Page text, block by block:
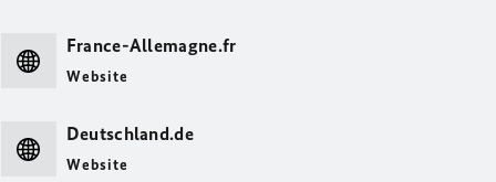
France-Allemagne.fr
Website
Deutschland.de
Website